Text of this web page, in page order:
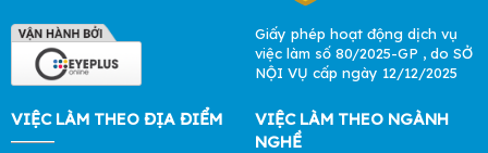
Giấy phép hoạt động dịch vụ
việc làm số 80/2025-GP , do SỞ
NỘI VỤ cấp ngày 12/12/2025
VIỆC LÀM THEO ĐỊA ĐIỂM
VIỆC LÀM THEO NGÀNH
NGHỀ